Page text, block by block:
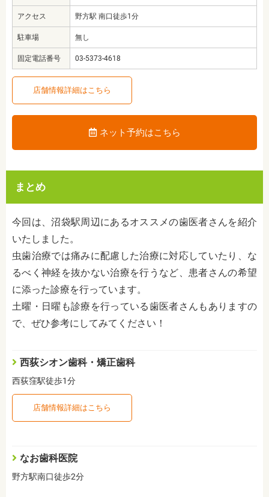
アクセス 野方駅 南口徒歩1分
駐車場 無し
固定電話番号 03-5373-4618
店舗情報詳細はこちら
ネット予約はこちら
まとめ
今回は、沼袋駅周辺にあるオススメの歯医者さんを紹介
いたしました。
虫歯治療では痛みに配慮した治療に対応していたり、な
るべく神経を抜かない治療を行うなど、患者さんの希望
に添った診療を行っています。
土曜・日曜も診療を行っている歯医者さんもありますの
で、ぜひ参考にしてみてください！
西荻シオン歯科・矯正歯科
西荻窪駅徒歩1分
店舗情報詳細はこちら
なお歯科医院
野方駅南口徒歩2分